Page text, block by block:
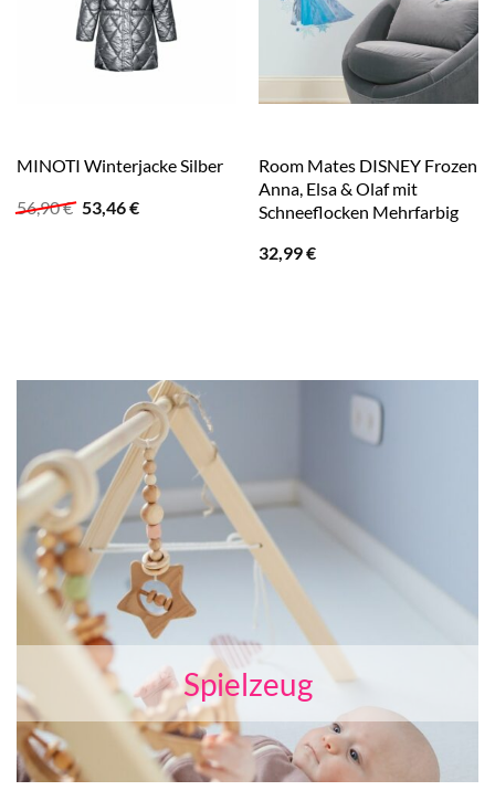
MINOTI Winterjacke Silber
56,90€ Ursprünglicher
Preis
53,46€Aktueller
Room Mates DISNEY Frozen
Anna, Elsa & Olaf mit
Schneeflocken Mehrfarbig
32,99€
Spielzeug